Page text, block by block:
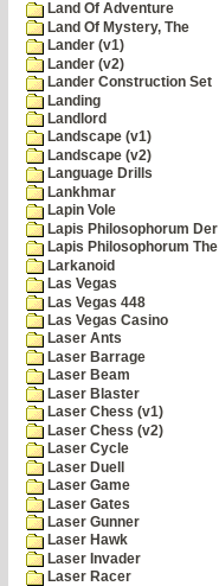
Land Of Adventure
Land Of Mystery, The
Lander (v1)
Lander (v2)
Lander Construction Set
Landing
Landlord
Landscape (v1)
Landscape (v2)
Language Drills
Lankhmar
Lapin Vole
Lapis Philosophorum
Lapis Philosophorum
Larkanoid
Las Vegas
Las Vegas 448
Las Vegas Casino
Laser Ants
Laser Barrage
Laser Beam
Laser Blaster
Laser Chess (v1)
Laser Chess (v2)
Laser Cycle
Laser Duell
Laser Game
Laser Gates
Laser Gunner
Laser Hawk
Laser Invader
Laser Racer